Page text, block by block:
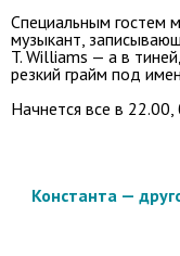
Специальным гостем
музыкант,
T. Williams — а в
резкий грайм под
Начнется все в
Константа —